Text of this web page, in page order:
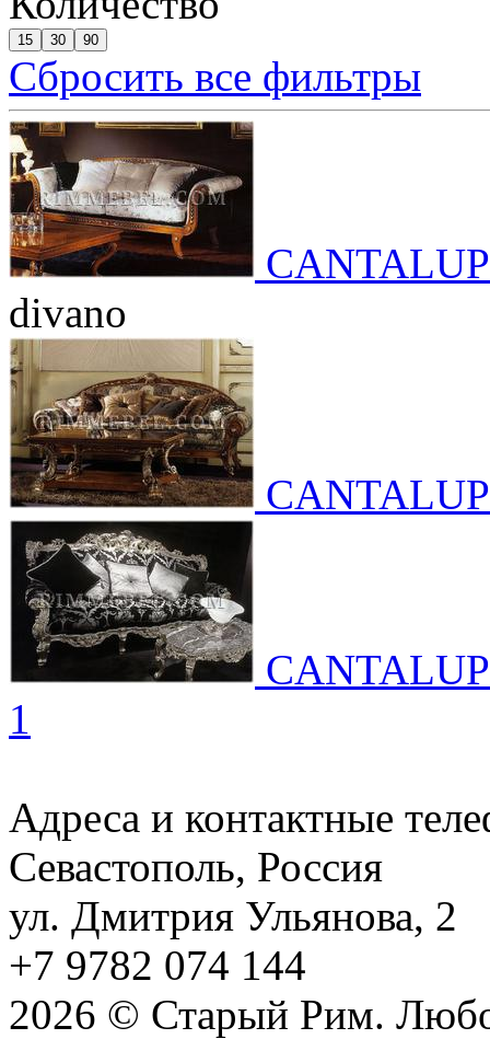
15 30 90
Сбросить все фильтры
divano
1
Адреса и контактные
Севастополь, Россия
ул. Дмитрия Ульянова, 2
+7 9782 074 144
2026 © Старый Рим.